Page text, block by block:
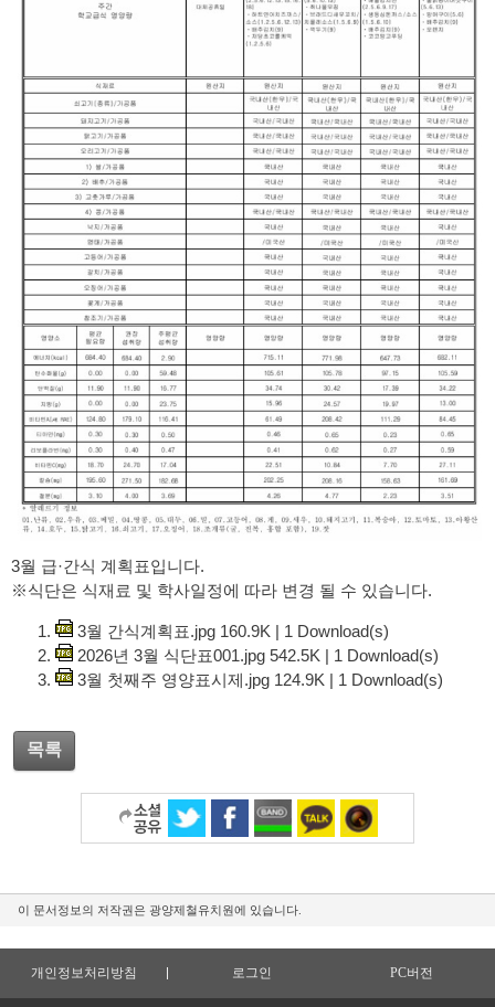
3월 급·간식 계획표입니다.
※식단은 식재료 및 학사일정에 따라 변경 될 수 있습니다.
3월 간식계획표.jpg 160.9K | 1 Download(s)
2026년 3월 식단표001.jpg 542.5K | 1 Download(s)
3월 첫째주 영양표시제.jpg 124.9K | 1 Download(s)
목록
이 문서정보의 저작권은 광양제철유치원에 있습니다.
개인정보처리방침 로그인 PC버전